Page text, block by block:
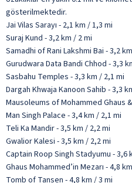
gösterilmektedir.
Jai Vilas Sarayı - 2,1 km / 1,3 mi
Suraj Kund - 3,2 km / 2 mi
Samadhi of Rani Lakshmi Bai - 3,2
Gurudwara Data Bandi Chhod - 3,3
Sasbahu Temples - 3,3 km / 2,1 mi
Dargah Khwaja Kanoon Sahib - 3,3
Mausoleums of Mohammed Ghaus
Man Singh Palace - 3,4 km / 2,1 mi
Teli Ka Mandir - 3,5 km / 2,2 mi
Gwalior Kalesi - 3,5 km / 2,2 mi
Captain Roop Singh Stadyumu - 3,6
Ghaus Mohammed’in Mezarı - 4,8
Tomb of Tansen - 4,8 km / 3 mi